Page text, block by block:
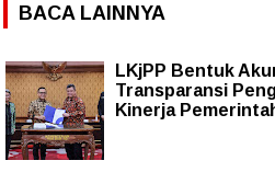
BACA LAINNYA
LKjPP Bentuk
Transparansi
Kinerja